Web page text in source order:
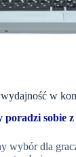
w
poradzi sobie
wybór dla